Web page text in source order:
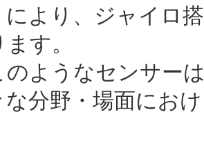
により、ジャイロ
す。
ようなセンサー
な分野・場面にお